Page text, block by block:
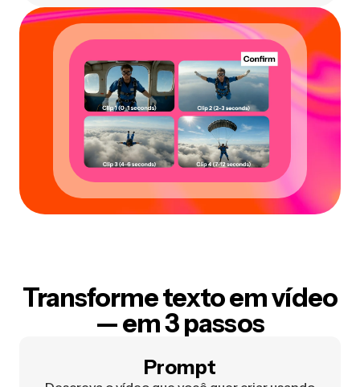
Transforme texto em vídeo
— em 3 passos
Prompt